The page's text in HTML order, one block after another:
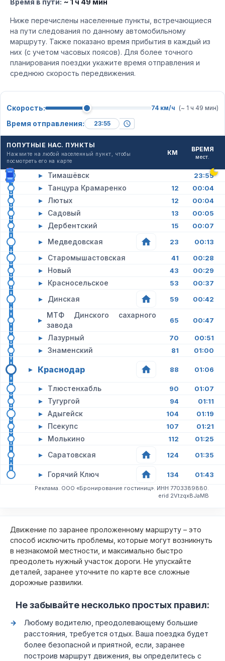
Время в пути: ~ 1 ч 49 мин
Ниже перечислены населенные пункты, встречающиеся
на пути следования по данному автомобильному
маршруту. Также показано время прибытия в каждый из
них (с учетом часовых поясов). Для более точного
планирования поездки укажите время отправления и
среднюю скорость передвижения.
Скорость: 74 км/ч (~ 1 ч 49 мин)
Время отправления:
ПОПУТНЫЕ НАС. ПУНКТЫ
Нажмите на любой населенный пункт, чтобы
посмотреть его на карте
КМ ВРЕМЯ
мест.
▸ Тимашёвск 23:55
▸ Танцура Крамаренко 12 00:04
▸ Лютых 12 00:04
▸ Садовый 13 00:05
▸ Дербентский 15 00:07
▸ Медведовская 23 00:13
▸ Старомышастовская 41 00:28
▸ Новый 43 00:29
▸ Красносельское 53 00:37
▸ Динская 59 00:42
▸
МТФ Динского сахарного
завода
65 00:47
▸ Лазурный 70 00:51
▸ Знаменский 81 01:00
▸ Краснодар 88 01:06
▸ Тлюстенхабль 90 01:07
▸ Тугургой 94 01:11
▸ Адыгейск 104 01:19
▸ Псекупс 107 01:21
▸ Молькино 112 01:25
▸ Саратовская 124 01:35
▸ Горячий Ключ 134 01:43
Реклама. ООО «Бронирование гостиниц». ИНН 7703389880.
erid 2VtzqxBJaMB
Движение по заранее проложенному маршруту – это
способ исключить проблемы, которые могут возникнуть
в незнакомой местности, и максимально быстро
преодолеть нужный участок дороги. Не упускайте
деталей, заранее уточните по карте все сложные
дорожные развилки.
Не забывайте несколько простых правил:
Любому водителю, преодолевающему большие
расстояния, требуется отдых. Ваша поездка будет
более безопасной и приятной, если, заранее
построив маршрут движения, вы определитесь с